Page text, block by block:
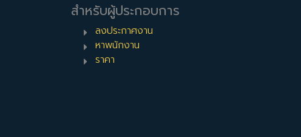
สำหรับผู้ประกอบการ
ลงประกาศงาน
หาพนักงาน
ราคา